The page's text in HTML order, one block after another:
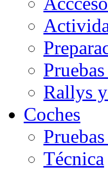
Rallys
Coches
Técnica